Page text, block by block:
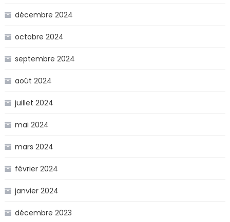
décembre 2024
octobre 2024
septembre 2024
août 2024
juillet 2024
mai 2024
mars 2024
février 2024
janvier 2024
décembre 2023